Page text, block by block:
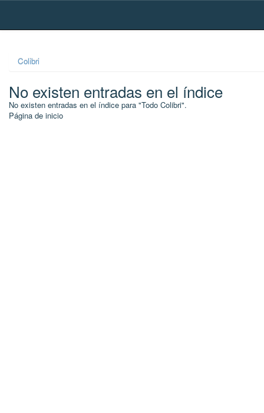
Skip
Colibri
No existen entradas en el índice
No existen entradas en el índice para "Todo Colibri".
Página de inicio